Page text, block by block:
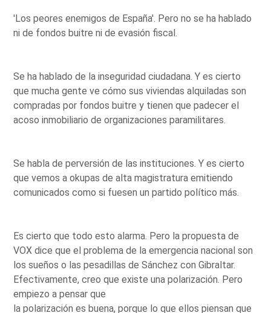
'Los peores enemigos de España'. Pero no se ha hablado
ni de fondos buitre ni de evasión fiscal.
Se ha hablado de la inseguridad ciudadana. Y es cierto
que mucha gente ve cómo sus viviendas alquiladas son
compradas por fondos buitre y tienen que padecer el
acoso inmobiliario de organizaciones paramilitares.
Se habla de perversión de las instituciones. Y es cierto
que vemos a okupas de alta magistratura emitiendo
comunicados como si fuesen un partido político más.
Es cierto que todo esto alarma. Pero la propuesta de
VOX dice que el problema de la emergencia nacional son
los sueños o las pesadillas de Sánchez con Gibraltar.
Efectivamente, creo que existe una polarización. Pero
empiezo a pensar que
la polarización es buena, porque lo que ellos piensan que